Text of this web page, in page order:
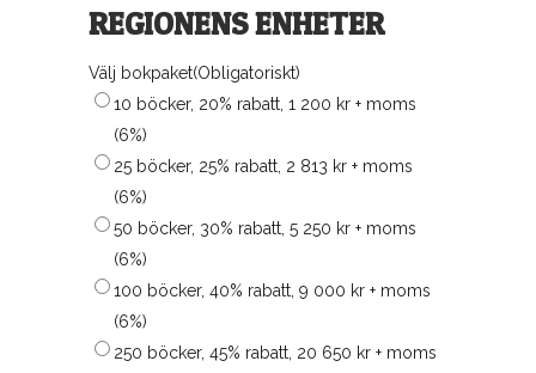
REGIONENS ENHETER
Välj bokpaket(Obligatoriskt)
10 böcker, 20% rabatt, 1 200 kr + moms
(6%)
25 böcker, 25% rabatt, 2 813 kr + moms
(6%)
50 böcker, 30% rabatt, 5 250 kr + moms
(6%)
100 böcker, 40% rabatt, 9 000 kr + moms
(6%)
250 böcker, 45% rabatt, 20 650 kr + moms